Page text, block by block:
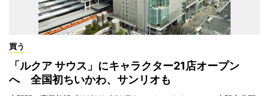
買う
「ルクア サウス」にキャラクター21店オープン
へ 全国初ちいかわ、サンリオも